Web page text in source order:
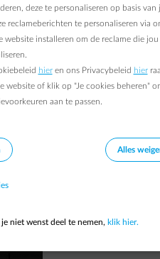
|0 min.deze te personaliseren op basis van
reclameberichten te personaliseren via
website installeren om de reclame die
hieren ons Privacybeleid hier
website of klik op "Je cookies beheren"
aan te passen.
Alles
niet wenst deel te nemen, klik hier.